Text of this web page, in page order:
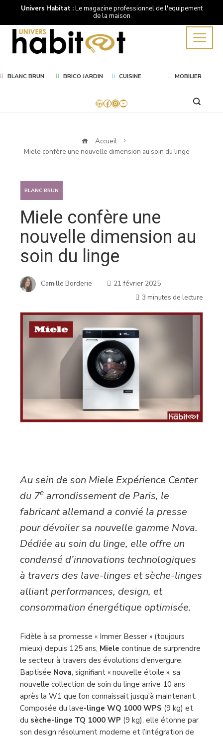
Univers Habitat :Le magazine professionnel de l'equipement
de la maison
BLANC BRUN BRICO JARDIN CUISINE MOBILIER
LinkedIn
Facebook
Instagram
YouTube
Accueil
Miele confère une nouvelle dimension au soin du linge
BLANC BRUN
Miele confère une
nouvelle dimension au
soin du linge
Camille Borderie
21 février 2025
3 minutes de lecture
Au sein de son Miele Expérience Center
du 7e arrondissement de Paris, le
fabricant allemand a convié la presse
pour dévoiler sa nouvelle gamme Nova.
Dédiée au soin du linge, elle offre un
condensé d’innovations technologiques
à travers des lave-linges et sèche-linges
alliant performances, design, et
consommation énergétique optimisée.
Fidèle à sa promesse « Immer Besser » (toujours
mieux) depuis 125 ans, Miele continue de surprendre
le secteur à travers des évolutions d’envergure.
Baptisée Nova, signifiant « nouvelle étoile », sa
nouvelle collection de soin du linge arrive 10 ans
après la W1 que l’on connaissait jusqu’à maintenant.
Composée du lave-linge WQ 1000 WPS (9 kg) et
du sèche-linge TQ 1000 WP (9 kg), elle étonne par
son design résolument moderne et l’intégration de